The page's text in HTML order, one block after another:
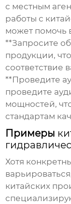
с местным
работы с
может помочь
**Запросите
продукции,
соответствие
**Проведите
проведите
мощностей,
стандартам
Примеры
Хотя
китайских